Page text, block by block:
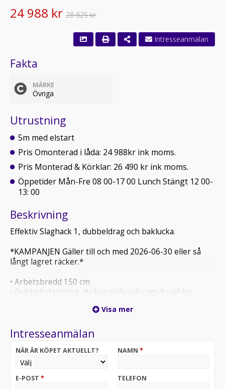
24 988 kr 28 625 kr
Fakta
MÄRKE
Övriga
Utrustning
5m med elstart
Pris Omonterad i låda: 24 988kr ink moms.
Pris Monterad & Körklar: 26 490 kr ink moms.
Öppetider Mån-Fre 08 00-17 00 Lunch Stängt 12 00-
13: 00
Beskrivning
Effektiv Slaghack 1, dubbeldrag och baklucka.
*KAMPANJEN Gäller till och med 2026-06-30 eller så
långt lagret räcker.*
• Arbetsbredd 150 cm
• Dubbelinfästning, du kan själv välja om du vill ha
• Montera hjul för stabilitet och följsamhet på sidorna
• 15 hk motor med oljenivåvakt
• Justera angreppsvinkeln med vantskruv under draget
• Vev med två handtag och mekaniskt stopp
Kraftfull slaghack med elstart är för dig som har lite
Visa mer
Intresseanmälan
NÄR ÄR KÖPET AKTUELLT? NAMN *
E-POST * TELEFON